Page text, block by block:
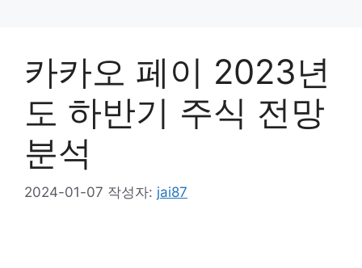
카카오 페이 2023년
도 하반기 주식 전망
분석
2024-01-07 작성자: jai87